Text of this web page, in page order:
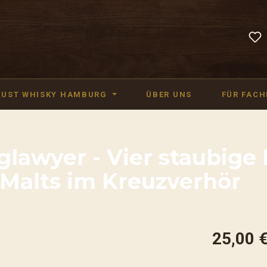
WHISKY HAMBURG ÜBER UNS FÜR
- Vier staubige
im Kreuzverhör
25,00